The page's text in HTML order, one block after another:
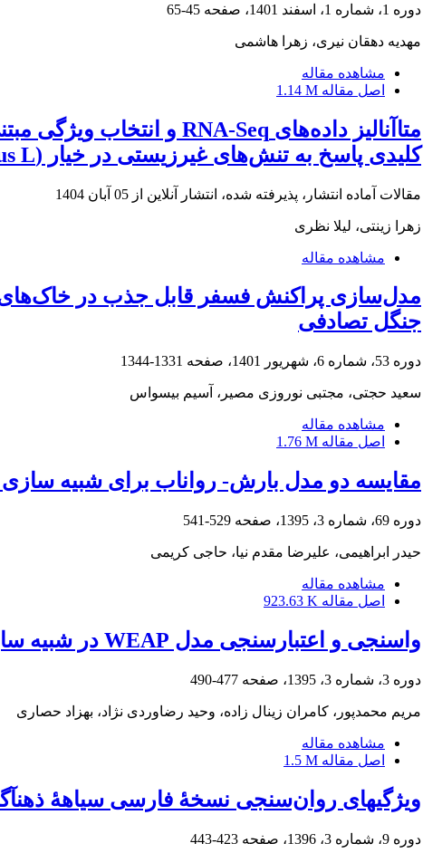
دوره 1، شماره 1، اسفند 1401، صفحه 45-65
مهدیه دهقان نیری، زهرا هاشمی
مشاهده مقاله
اصل مقاله 1.14 M
کلیدی پاسخ به تنش‌های غیرزیستی در خیار (Cucumis sativus L.)
مقالات آماده انتشار، پذیرفته شده، انتشار آنلاین از 05 آبان 1404
زهرا زینتی، لیلا نظری
مشاهده مقاله
مدل‌سازی پراکنش فسفر قابل جذب در خاک‌های
جنگل تصادفی
دوره 53، شماره 6، شهریور 1401، صفحه 1331-1344
سعید حجتی، مجتبی نوروزی مصیر، آسیم بیسواس
مشاهده مقاله
اصل مقاله 1.76 M
مقایسه دو مدل بارش- رواناب برای شبیه سازی
دوره 69، شماره 3، 1395، صفحه 529-541
حیدر ابراهیمی، علیرضا مقدم نیا، حاجی کریمی
مشاهده مقاله
اصل مقاله 923.63 K
واسنجی و اعتبار‌سنجی مدل WEAP در شبیه ‏سازی اثر تغییر سیستم ‏های آبیاری روی پاسخ هیدرولوژیک حوضۀ آبریز اهرچای
دوره 3، شماره 3، 1395، صفحه 477-490
مریم محمدپور، کامران زینال زاده، وحید رضاوردی نژاد، بهزاد حصاری
مشاهده مقاله
اصل مقاله 1.5 M
ویژگی‎های روان‌سنجی نسخۀ فارسی سیاهۀ ذهن‎آگاهی ورزشی
دوره 9، شماره 3، 1396، صفحه 423-443